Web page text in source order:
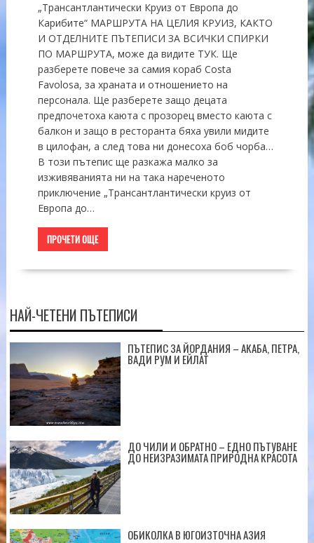
„Трансантлантически Круиз от Европа до
Карибите“ МАРШРУТА НА ЦЕЛИЯ КРУИЗ, КАКТО
И ОТДЕЛНИТЕ ПЪТЕПИСИ ЗА ВСИЧКИ СПИРКИ
ПО МАРШРУТА, може да видите ТУК. Ще
разберете повече за самия кораб Costa
Favolosa, за храната и отношението на
персонала. Ще разберете защо децата
предпочетоха каюта с прозорец вместо каюта с
балкон и защо в ресторанта бяха увили мидите
в цилофан, а след това ни донесоха боб чорба…
В този пътепис ще разкажа малко за
изживяванията ни на така нареченото
приключение „Трансантлантически круиз от
Европа до…
ПРОЧЕТИ ОЩЕ
НАЙ-ЧЕТЕНИ ПЪТЕПИСИ
ПЪТЕПИС ЗА ЙОРДАНИЯ – АКАБА, ПЕТРА,
ВАДИ РУМ И ЕЙЛАТ
ДО ЧИЛИ И ОБРАТНО – ЕДНО ПЪТУВАНЕ
ДО НЕИЗРАЗИМАТА ПРИРОДНА КРАСОТА
ОБИКОЛКА В ЮГОИЗТОЧНА АЗИЯ